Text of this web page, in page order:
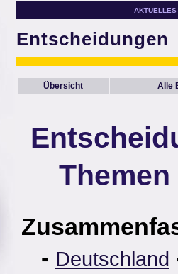
AKTUELLES
Entscheidungen
Übersicht Alle
- Deutschland